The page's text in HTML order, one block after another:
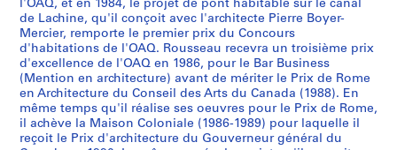
M
o
n
t
r
é
a
n
a
d
a
,
1
9
o
,
1
9
9
4
AP066.S2.D37
-
1
9
9
5
AP066.S2.D38
o
n
a
l
d
e
s
q
h
i
t
e
c
t
u
r
s
é
e
d
'
a
r
t
c
i
p
a
l
p
o
u
c
i
p
a
l
"
C
h
e
t
i
t
i
o
n
f
r
n
a
t
i
o
n
a
r
n
a
t
i
o
n
a
o
n
a
l
"
L
a
s
é
e
r
é
g
o
l
e
s
f
ê
t
e
s
F
a
c
u
l
t
é
d
e
a
u
C
o
n
o
P
o
n
t
s
h
a
b
e
R
o
m
e
,
1
9
l'OAQ, et en 1984, le projet de pont habitable sur le canal
de Lachine, qu'il conçoit avec l'architecte Pierre Boyer-
Mercier, remporte le premier prix du Concours
d'habitations de l'OAQ. Rousseau recevra un troisième prix
d'excellence de l'OAQ en 1986, pour le Bar Business
(Mention en architecture) avant de mériter le Prix de Rome
en Architecture du Conseil des Arts du Canada (1988). En
même temps qu'il réalise ses oeuvres pour le Prix de Rome,
il achève la Maison Coloniale (1986-1989) pour laquelle il
reçoit le Prix d'architecture du Gouverneur général du